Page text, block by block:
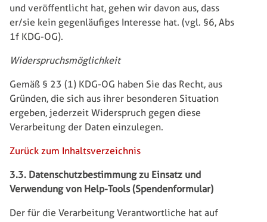
und veröffentlicht hat, gehen wir davon aus, dass
er/sie kein gegenläufiges Interesse hat. (vgl. §6, Abs
1f KDG-OG).
Widerspruchsmöglichkeit
Gemäß § 23 (1) KDG-OG haben Sie das Recht, aus
Gründen, die sich aus ihrer besonderen Situation
ergeben, jederzeit Widerspruch gegen diese
Verarbeitung der Daten einzulegen.
Zurück zum Inhaltsverzeichnis
3.3. Datenschutzbestimmung zu Einsatz und
Verwendung von Help-Tools (Spendenformular)
Der für die Verarbeitung Verantwortliche hat auf